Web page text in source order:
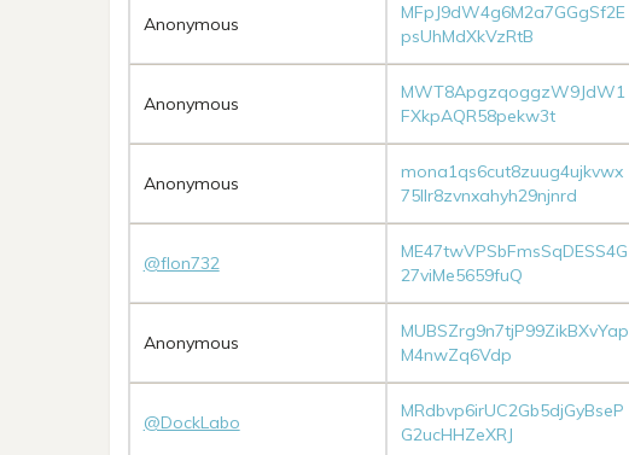
Anonymous
MFpJ9dW4g6M2a7GGgSf2E
psUhMdXkVzRtB
Anonymous
MWT8ApgzqoggzW9JdW1
FXkpAQR58pekw3t
Anonymous
mona1qs6cut8zuug4ujkvwx
75llr8zvnxahyh29njnrd
@flon732
ME47twVPSbFmsSqDESS4G
27viMe5659fuQ
Anonymous
MUBSZrg9n7tjP99ZikBXvYap
M4nwZq6Vdp
@DockLabo
MRdbvp6irUC2Gb5djGyBseP
G2ucHHZeXRJ